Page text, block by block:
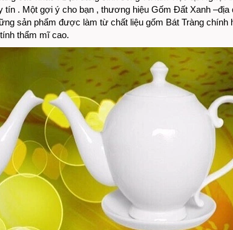
. Một gợi ý cho bạn , thương hiệu Gốm Đất Xanh –địa
sản phẩm được làm từ chất liệu gốm Bát Tràng chính
thẩm mĩ cao.